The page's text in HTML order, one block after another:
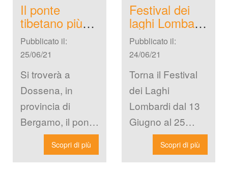
Il ponte
tibetano più
lungo del
mondo è a
Bergamo, tutti
i dettagli.
Pubblicato il:
25/06/21
Si troverà a
Dossena, in
provincia di
Bergamo, il ponte
Tibetano più
lungo del mondo,
Scopri di più
Festival dei
laghi Lombardi
2021. Il
palinsesto di
tutti i concerti.
Pubblicato il:
24/06/21
Torna il Festival
dei Laghi
Lombardi dal 13
Giugno al 25
Settembre 2021,
e prevede un
Scopri di più